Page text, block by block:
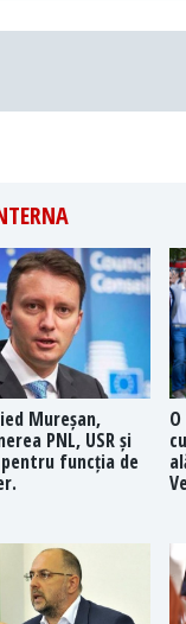
Mureșan,
PNL, USR și
pentru funcția de